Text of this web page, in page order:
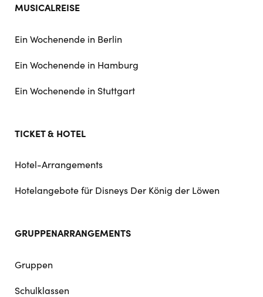
MUSICALREISE
Ein Wochenende in Berlin
Ein Wochenende in Hamburg
Ein Wochenende in Stuttgart
TICKET & HOTEL
Hotel-Arrangements
Hotelangebote für Disneys Der König der Löwen
GRUPPENARRANGEMENTS
Gruppen
Schulklassen